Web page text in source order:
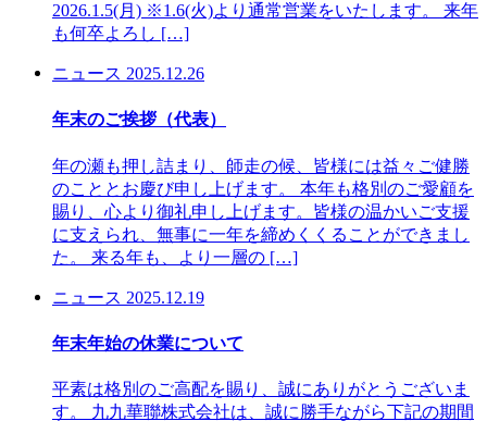
2026.1.5(月) ※1.6(火)より通常営業をいたします。 来年
も何卒よろし […]
ニュース 2025.12.26
年末のご挨拶（代表）
年の瀬も押し詰まり、師走の候、皆様には益々ご健勝
のこととお慶び申し上げます。 本年も格別のご愛顧を
賜り、心より御礼申し上げます。皆様の温かいご支援
に支えられ、無事に一年を締めくくることができまし
た。 来る年も、より一層の […]
ニュース 2025.12.19
年末年始の休業について
平素は格別のご高配を賜り、誠にありがとうございま
す。 九九華聯株式会社は、誠に勝手ながら下記の期間